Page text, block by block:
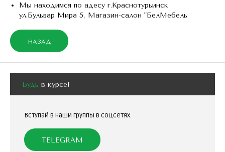
Мы находимся по адесу г.Краснотурьинск
ул.Бульвар Мира 5, Магазин-салон "БелМебель
Будь в курсе!
Вступай в наши группы в соцсетях.
TELEGRAM